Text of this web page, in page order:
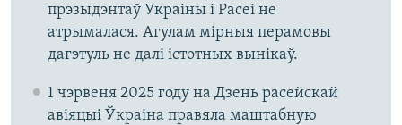
прэзыдэнтаў Украіны і Расеі не
атрымалася. Агулам мірныя перамовы
дагэтуль не далі істотных вынікаў.
1 чэрвеня 2025 году на Дзень расейскай
авіяцыі Ўкраіна правяла маштабную